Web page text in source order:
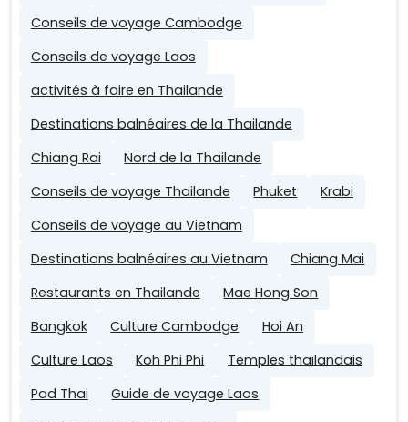
Conseils de voyage Cambodge
Conseils de voyage Laos
activités à faire en Thailande
Destinations balnéaires de la Thailande
Chiang Rai
Nord de la Thailande
Conseils de voyage Thailande
Phuket
Krabi
Conseils de voyage au Vietnam
Destinations balnéaires au Vietnam
Chiang Mai
Restaurants en Thailande
Mae Hong Son
Bangkok
Culture Cambodge
Hoi An
Culture Laos
Koh Phi Phi
Temples thaïlandais
Pad Thai
Guide de voyage Laos